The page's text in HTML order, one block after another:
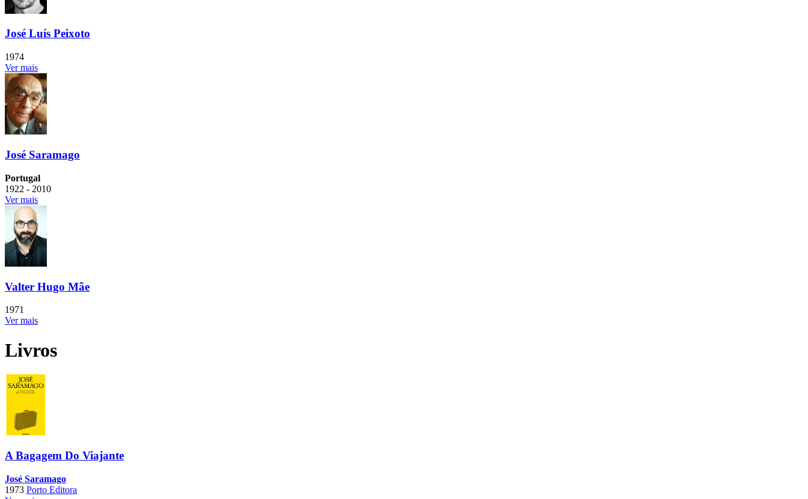
José Luís Peixoto
1974
Ver mais
José Saramago
Portugal
1922 - 2010
Ver mais
Valter Hugo Mãe
1971
Ver mais
Livros
A Bagagem Do Viajante
José Saramago
1973 Porto Editora